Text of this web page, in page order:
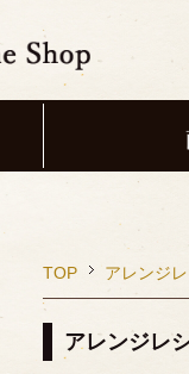
TOP アレンジ
アレンジレ